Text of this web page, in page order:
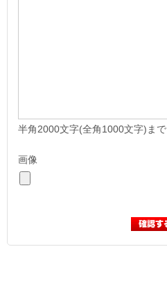
半角2000文字(全角1000文字)まで
画像